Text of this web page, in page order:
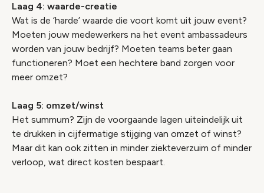
Laag 4: waarde-creatie
Wat is de ‘harde’ waarde die voort komt uit jouw event?
Moeten jouw medewerkers na het event ambassadeurs
worden van jouw bedrijf? Moeten teams beter gaan
functioneren? Moet een hechtere band zorgen voor
meer omzet?
Laag 5: omzet/winst
Het summum? Zijn de voorgaande lagen uiteindelijk uit
te drukken in cijfermatige stijging van omzet of winst?
Maar dit kan ook zitten in minder ziekteverzuim of minder
verloop, wat direct kosten bespaart.